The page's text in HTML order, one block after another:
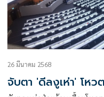
26 มีนาคม 2568
จับตา 'ดีลงูเห่า' โห